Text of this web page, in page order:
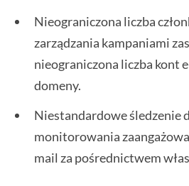
Nieograniczona liczba
zarządzania kampaniami
nieograniczona liczba kont
domeny.
Niestandardowe śledzenie
monitorowania
mail za pośrednictwem